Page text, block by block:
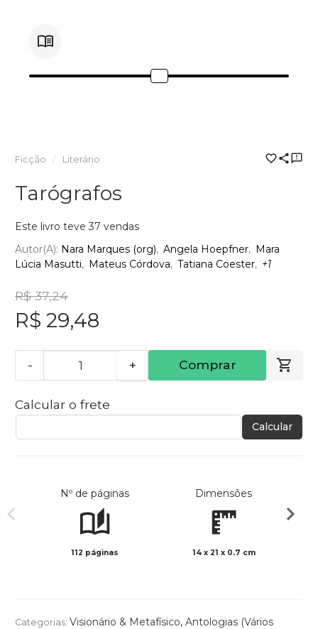
Ficção Literário
Tarógrafos
Este livro teve 37 vendas
Autor(a): Nara Marques (org) Angela Hoepfner
Mara
Lúcia Masutti
Mateus Córdova Tatiana Coester +1
R$ 37,24
R$ 29,48
- + Comprar
Calcular o frete
Calcular
Nº de páginas
112 páginas
Dimensões
14 x 21 x 0.7 cm
Categorias: Visionário & Metafísico, Antologias (Vários